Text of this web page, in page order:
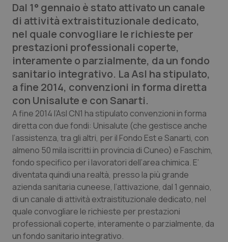
Lettere al direttore
Edizioni Regionali
QS Pro
Professionisti Sanitari.AI
Abruzzo
Basilicata
Calabria
Campania
Emilia-Romagna
QS Pro Gold
Artrite & artrosi
Asma & BPCO
Car-T
Colesterolo & coronaropatie
QS Club Newsletter
Dal 1° gennaio è stato attivato un canale
di attività extraistituzionale dedicato,
nel quale convogliare le richieste per
prestazioni professionali coperte,
interamente o parzialmente, da un fondo
sanitario integrativo. La Asl ha stipulato,
a fine 2014, convenzioni in forma diretta
con Unisalute e con Sanarti.
A fine 2014 l’Asl CN1 ha stipulato convenzioni in forma
diretta con due fondi: Unisalute (che gestisce anche
l’assistenza, tra gli altri, per il Fondo Est e Sanarti, con
almeno 50 mila iscritti in provincia di Cuneo) e Faschim,
fondo specifico per i lavoratori dell’area chimica. E’
diventata quindi una realtà, presso la più grande
azienda sanitaria cuneese, l’attivazione, dal 1 gennaio,
di un canale di attività extraistituzionale dedicato, nel
quale convogliare le richieste per prestazioni
professionali coperte, interamente o parzialmente, da
un fondo sanitario integrativo.